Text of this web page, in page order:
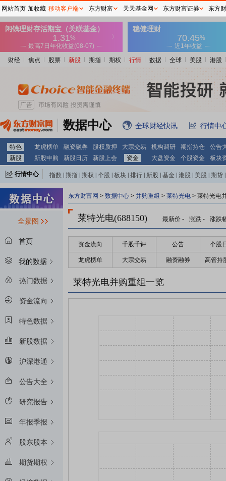
财经 焦点 股票 新股 期指 期权 行情 数据 全球 美股 港股
数据中心 全球财经快讯 行情中
特色 龙虎榜单 融资融券 股权质押 大宗交易 机构调研 期指持仓
公告
新股
新股申购 新股日历 新股上会 资金 大盘资金 个股资金 板块
行情中心 指数 期指 期权 个股 板块 排行 新股 基金 港股 美股 期货
全景图
首页
我的数据
热门数据
资金流向
特色数据
新股数据
沪深港通
公告大全
研究报告
年报季报
股东股本
期货期权
东方财富网 > 数据中心 > 并购重组 > 莱特光电 > 莱特光电
莱特光电(688150) 最新价 - 涨跌 - 涨跌
资金流向 千股千评 公告 个股
龙虎榜单 大宗交易 融资融券 高管持
莱特光电并购重组一览
网站首页 加收藏 移动客户端 东方财富 天天基金网 东方财富证券 东方